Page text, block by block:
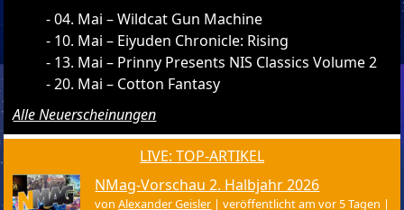
04. Mai – Wildcat Gun Machine
10. Mai – Eiyuden Chronicle: Rising
13. Mai – Prinny Presents NIS Classics Volume 2
20. Mai – Cotton Fantasy
Alle Neuerscheinungen
LIVE: TOP-ARTIKEL
NMag-Vorschau 2. Halbjahr 2026
vonAlexander Geisler |veröffentlicht am vor 5 Tagen |